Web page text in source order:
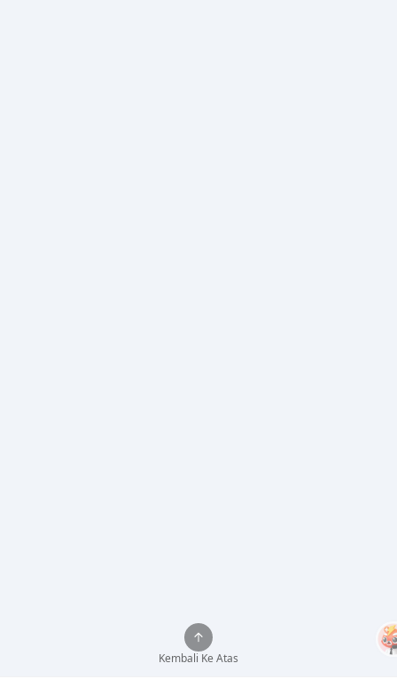
Kembali Ke Atas